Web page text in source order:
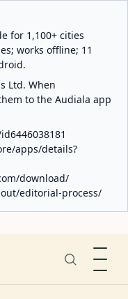
for 1,100+ cities
works offline; 11
Ltd. When
to the Audiala app
apps/details?
download/
editorial-process/